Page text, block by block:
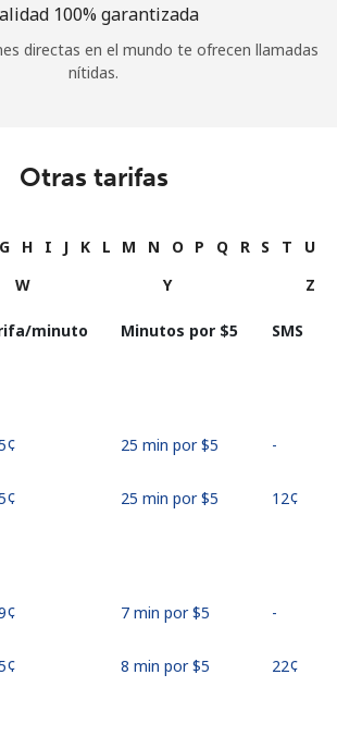
100% garantizada
directas en el mundo te ofrecen llamadas
nítidas.
Otras tarifas
G H I J K L M N O P Q R S T
U
W Y Z
minuto Minutos por ⁦$5⁩ SMS
25 min por ⁦$5⁩ -
25 min por ⁦$5⁩ ⁦12¢⁩
7 min por ⁦$5⁩ -
8 min por ⁦$5⁩ ⁦22¢⁩